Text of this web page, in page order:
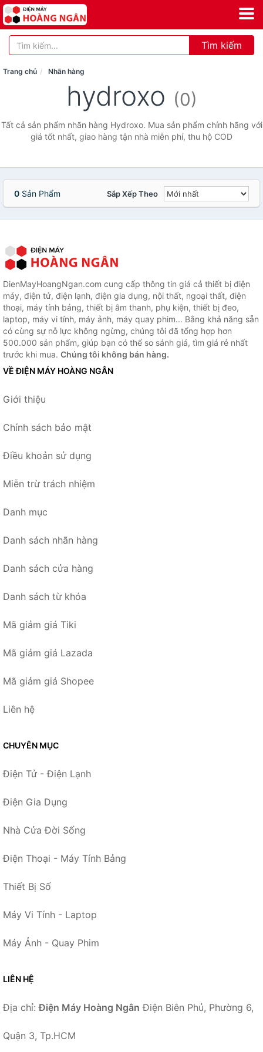
Tìm kiếm
Trang chủ Nhãn hàng
hydroxo (0)
Tất cả sản phẩm nhãn hàng Hydroxo. Mua sản phẩm chính hãng với
giá tốt nhất, giao hàng tận nhà miễn phí, thu hộ COD
0 Sản Phẩm Sắp Xếp Theo
DienMayHoangNgan.com cung cấp thông tin giá cả thiết bị điện
máy, điện tử, điện lạnh, điện gia dụng, nội thất, ngoại thất, điện
thoại, máy tính bảng, thiết bị âm thanh, phụ kiện, thiết bị đeo,
laptop, máy vi tính, máy ảnh, máy quay phim... Bằng khả năng sẵn
có cùng sự nỗ lực không ngừng, chúng tôi đã tổng hợp hơn
500.000 sản phẩm, giúp bạn có thể so sánh giá, tìm giá rẻ nhất
trước khi mua. Chúng tôi không bán hàng.
VỀ ĐIỆN MÁY HOÀNG NGÂN
Giới thiệu
Chính sách bảo mật
Điều khoản sử dụng
Miễn trừ trách nhiệm
Danh mục
Danh sách nhãn hàng
Danh sách cửa hàng
Danh sách từ khóa
Mã giảm giá Tiki
Mã giảm giá Lazada
Mã giảm giá Shopee
Liên hệ
CHUYÊN MỤC
Điện Tử - Điện Lạnh
Điện Gia Dụng
Nhà Cửa Đời Sống
Điện Thoại - Máy Tính Bảng
Thiết Bị Số
Máy Vi Tính - Laptop
Máy Ảnh - Quay Phim
LIÊN HỆ
Địa chỉ:Điện Máy Hoàng Ngân Điện Biên Phủ, Phường 6,
Quận 3, Tp.HCM